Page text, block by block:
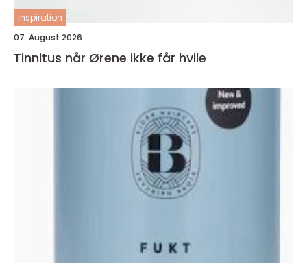
inspiration
07. August 2026
Tinnitus når Ørene ikke får hvile